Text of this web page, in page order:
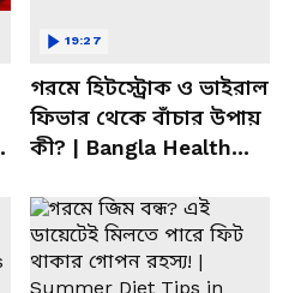
গরমে হিটস্ট্রোক ও ভাইরাল
ফিভার থেকে বাঁচার উপায়
কী? | Bangla Health
19:27